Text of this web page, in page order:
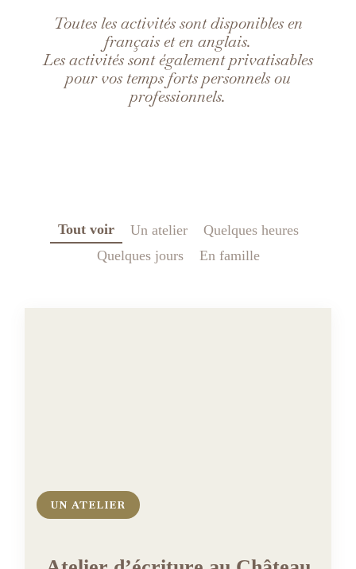
Toutes les activités sont disponibles en
français et en anglais.
Les activités sont également privatisables
pour vos temps forts personnels ou
professionnels.
Tout voir Un atelier
Quelques heures
Quelques jours
En famille
UN ATELIER